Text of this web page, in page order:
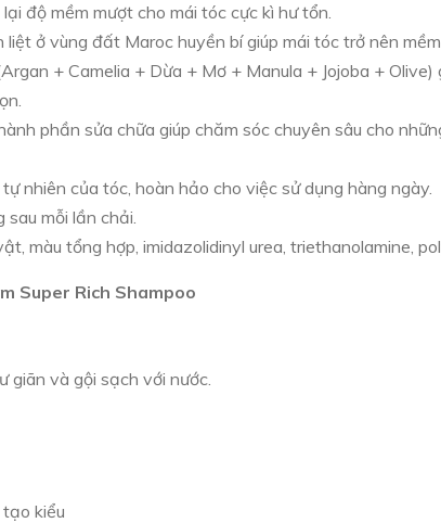
độ mềm mượt cho mái tóc cực kì hư tổn.
ở vùng đất Maroc huyền bí giúp mái tóc trở nên
+ Camelia + Dừa + Mơ + Manula + Jojoba +
phần sửa chữa giúp chăm sóc chuyên sâu cho
nhiên của tóc, hoàn hảo cho việc sử dụng hàng ngày.
sau mỗi lần chải.
màu tổng hợp, imidazolidinyl urea, triethanolamine,
Super Rich Shampoo
giãn và gội sạch với nước.
kiểu